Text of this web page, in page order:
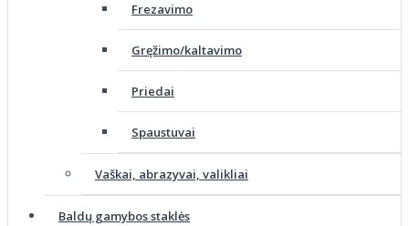
Frezavimo
Gręžimo/kaltavimo
Priedai
Spaustuvai
Vaškai, abrazyvai, valikliai
Baldų gamybos staklės